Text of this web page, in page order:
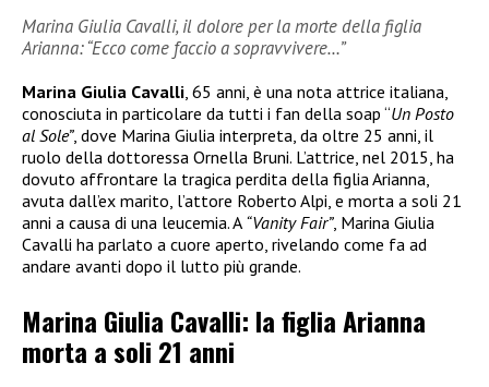
Marina Giulia Cavalli, il dolore per la morte della figlia
Arianna: “Ecco come faccio a sopravvivere…”
Marina Giulia Cavalli , 65 anni, è una nota attrice italiana,
conosciuta in particolare da tutti i fan della soap “Un Posto
al Sole”, dove Marina Giulia interpreta, da oltre 25 anni, il
ruolo della dottoressa Ornella Bruni. L’attrice, nel 2015, ha
dovuto affrontare la tragica perdita della figlia Arianna,
avuta dall’ex marito, l’attore Roberto Alpi, e morta a soli 21
anni a causa di una leucemia. A “Vanity Fair”, Marina Giulia
Cavalli ha parlato a cuore aperto, rivelando come fa ad
andare avanti dopo il lutto più grande.
Marina Giulia Cavalli: la figlia Arianna
morta a soli 21 anni